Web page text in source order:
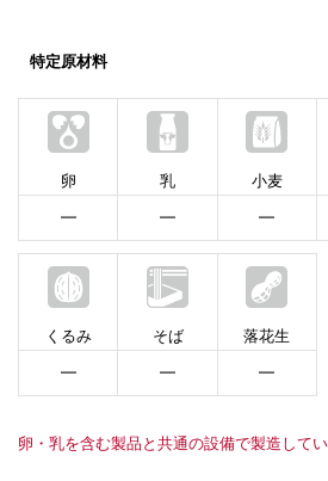
特定原材料
卵
━
乳
━
小麦
━
くるみ
━
そば
━
落花生
━
卵・乳を含む製品と共通の設備で製造してい